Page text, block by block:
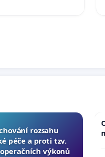
rozsahu
péče a proti tzv.
výkonů